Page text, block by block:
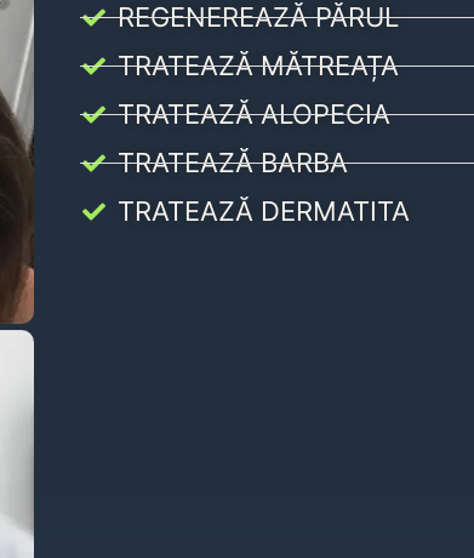
REGENEREAZĂ PĂRUL
TRATEAZĂ MĂTREAȚA
TRATEAZĂ ALOPECIA
TRATEAZĂ BARBA
TRATEAZĂ DERMATITA